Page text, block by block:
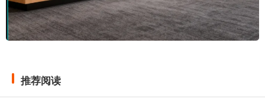
推荐阅读